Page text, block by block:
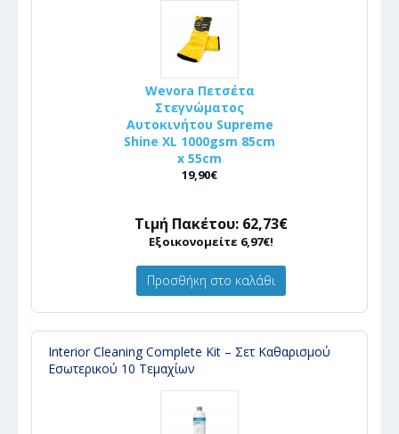
Wevora Πετσέτα
Στεγνώματος
Αυτοκινήτου Supreme
Shine XL 1000gsm 85cm
x 55cm
19,90€
Τιμή Πακέτου: 62,73€
Εξοικονομείτε 6,97€!
Προσθήκη στο καλάθι
Interior Cleaning Complete Kit – Σετ Καθαρισμού
Εσωτερικού 10 Τεμαχίων